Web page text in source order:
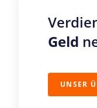
Geld
UNSER